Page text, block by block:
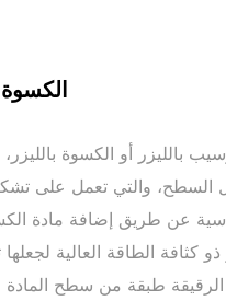
الكسوة
بالليزر أو الكسوة
السطح، والتي تعمل على
عن طريق إضافة مادة
كثافة الطاقة العالية